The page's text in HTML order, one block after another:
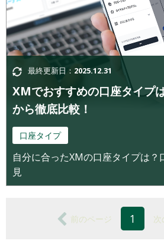
最終更新日： 2025.12.31
XMでおすすめの口座タイプ
から徹底比較！
口座タイプ
自分に合ったXMの口座タイプは？
見
前のページ 1 次